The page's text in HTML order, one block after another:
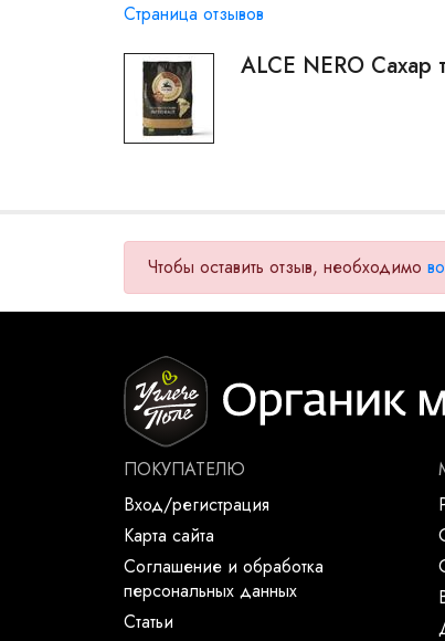
Страница отзывов
ALCE NERO Сахар
Чтобы оставить отзыв, необходимо
ПОКУПАТЕЛЮ
Вход/регистрация
Карта сайта
Соглашение и обработка
персональных данных
Статьи